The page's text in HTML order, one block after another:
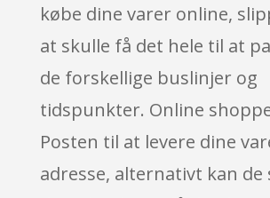
købe dine varer online,
at skulle få det hele til at
de forskellige buslinjer og
tidspunkter. Online
Posten til at levere dine
adresse, alternativt kan de